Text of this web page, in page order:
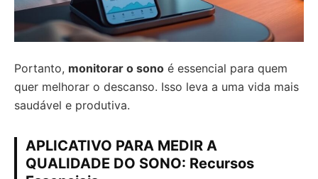
Portanto, monitorar o sono é essencial para quem
quer melhorar o descanso. Isso leva a uma vida mais
saudável e produtiva.
APLICATIVO PARA MEDIR A
QUALIDADE DO SONO: Recursos